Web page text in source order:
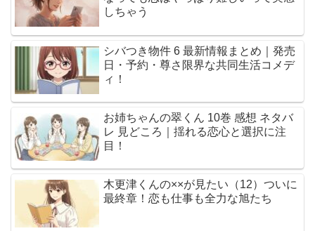
しちゃう
シバつき物件 6 最新情報まとめ｜発売
日・予約・尊さ限界な共同生活コメデ
ィ！
お姉ちゃんの翠くん 10巻 感想 ネタバ
レ 見どころ｜揺れる恋心と選択に注
目！
木更津くんの××が見たい（12）ついに
最終章！恋も仕事も全力な旭たち